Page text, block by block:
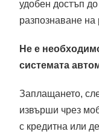
удобен достъп
разпознаване на
Не е
системата
Заплащането,
извърши чрез
с кредитна или